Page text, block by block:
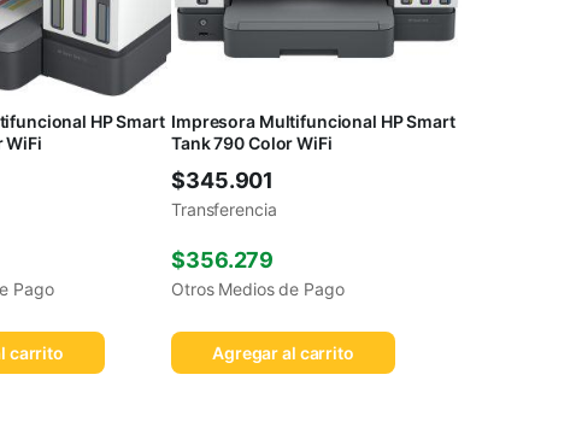
HP Smart
WiFi
Pago
carrito
Impresora Multifuncional HP Smart
Tank 790 Color WiFi
$345.901
Transferencia
$356.279
Otros Medios de Pago
Agregar al carrito